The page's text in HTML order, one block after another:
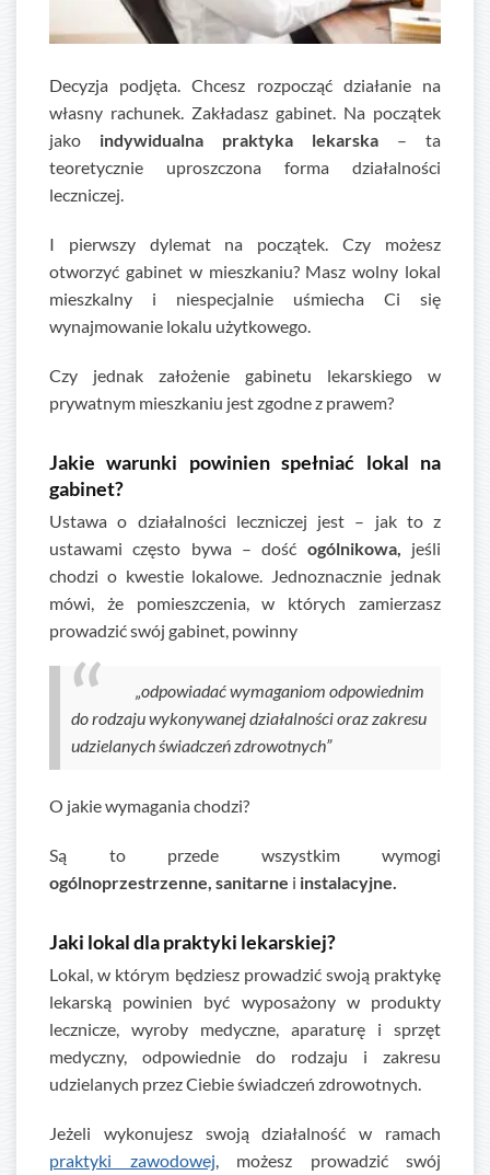
Decyzja podjęta. Chcesz rozpocząć działanie na
własny rachunek. Zakładasz gabinet. Na początek
jako indywidualna praktyka lekarska – ta
teoretycznie uproszczona forma działalności
leczniczej.
I pierwszy dylemat na początek. Czy możesz
otworzyć gabinet w mieszkaniu? Masz wolny lokal
mieszkalny i niespecjalnie uśmiecha Ci się
wynajmowanie lokalu użytkowego.
Czy jednak założenie gabinetu lekarskiego w
prywatnym mieszkaniu jest zgodne z prawem?
Jakie warunki powinien spełniać lokal na
gabinet?
Ustawa o działalności leczniczej jest – jak to z
ustawami często bywa – dość ogólnikowa,
jeśli
chodzi o kwestie lokalowe. Jednoznacznie jednak
mówi, że pomieszczenia, w których zamierzasz
prowadzić swój gabinet, powinny
„odpowiadać wymaganiom odpowiednim
do rodzaju wykonywanej działalności oraz zakresu
udzielanych świadczeń zdrowotnych”
O jakie wymagania chodzi?
Są to przede wszystkim wymogi
ogólnoprzestrzenne, sanitarne i instalacyjne.
Jaki lokal dla praktyki lekarskiej?
Lokal, w którym będziesz prowadzić swoją praktykę
lekarską powinien być wyposażony w produkty
lecznicze, wyroby medyczne, aparaturę i sprzęt
medyczny, odpowiednie do rodzaju i zakresu
udzielanych przez Ciebie świadczeń zdrowotnych.
Jeżeli wykonujesz swoją działalność w ramach
praktyki zawodowej , możesz prowadzić swój